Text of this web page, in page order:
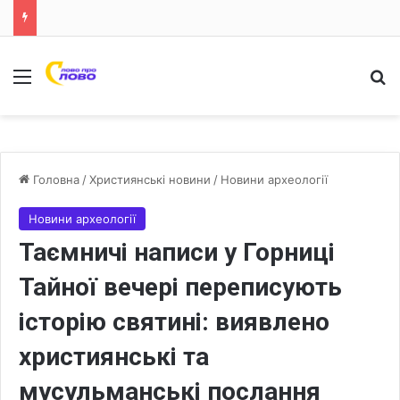
Меню
Головна /Християнські новини / Новини археології
Новини археології
Таємничі написи у Горниці
Тайної вечері переписують
історію святині: виявлено
християнські та
мусульманські послання